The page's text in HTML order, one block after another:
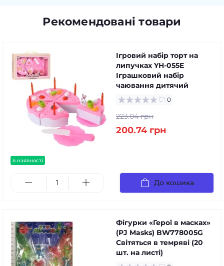
Рекомендовані товари
в наявності
Ігровий набір торт на
липучках YH-055E
Іграшковий набір
чаювання дитячий
0
223.04 грн
200.74 грн
До кошика
Фігурки «Герої в масках»
(PJ Masks) BW778005G
Світяться в темряві (20
шт. на листі)